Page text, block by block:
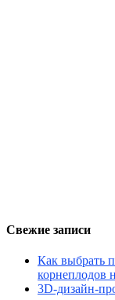
Свежие записи
Как выбрать
корнеплодов
3D-дизайн-